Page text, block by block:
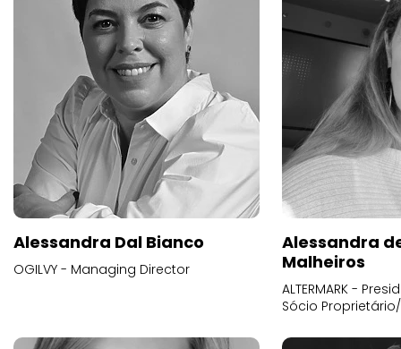
Alessandra Dal Bianco
OGILVY - Managing Director
Alessandra
Malheiros
ALTERMARK -
Sócio